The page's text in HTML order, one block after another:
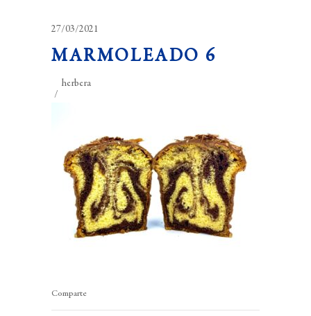
27/03/2021
MARMOLEADO 6
herbera
Comparte